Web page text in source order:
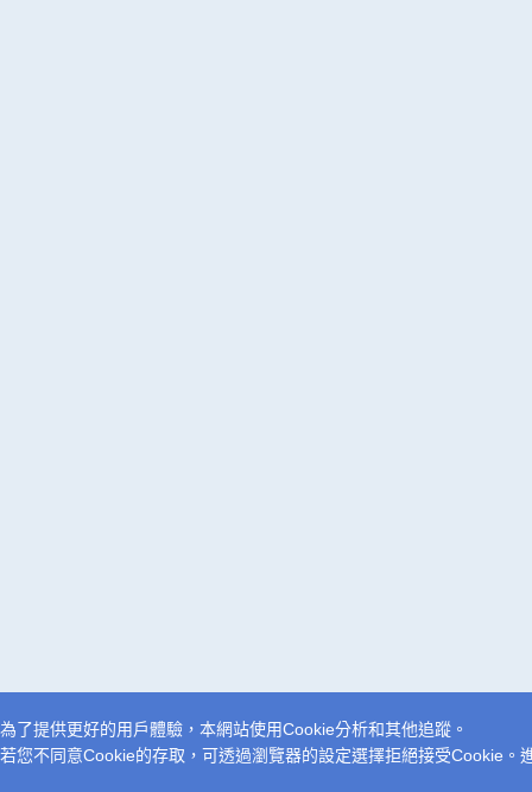
為了提供更好的用戶體驗，本網站使用Cookie分析和其他追蹤。
若您不同意Cookie的存取，可透過瀏覽器的設定選擇拒絕接受Cookie。